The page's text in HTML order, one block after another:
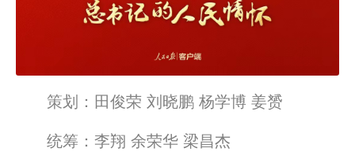
策划：田俊荣 刘晓鹏 杨学博 姜赟
统筹：李翔 余荣华 梁昌杰